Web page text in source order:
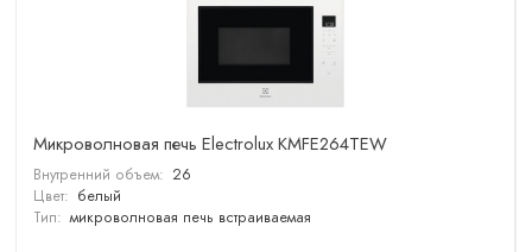
Микроволновая печь Electrolux KMFE264TEW
Внутренний объем: 26
Цвет: белый
Тип: микроволновая печь встраиваемая